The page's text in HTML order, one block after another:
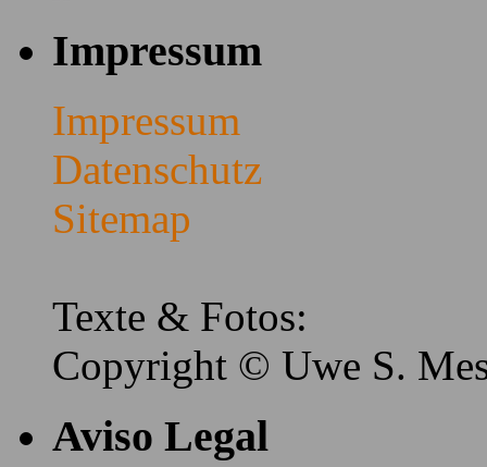
Impressum
Impressum
Datenschutz
Sitemap
Texte & Fotos:
Copyright © Uwe S.
Aviso Legal